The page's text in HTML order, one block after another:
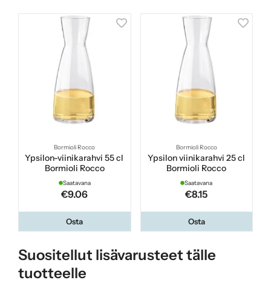
Bormioli Rocco
Ypsilon-viinikarahvi 55 cl
Bormioli Rocco
Saatavana
€9.06
Osta
Bormioli Rocco
Ypsilon viinikarahvi 25 cl
Bormioli Rocco
Saatavana
€8.15
Osta
Suositellut lisävarusteet tälle
tuotteelle